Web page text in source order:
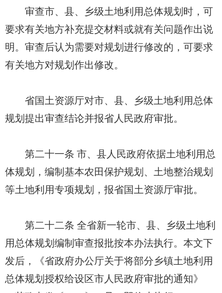
审查市、县、乡级土地利用总体规划时，可
要求有关地方补充提交材料或就有关问题作出说
明。审查后认为需要对规划进行修改的，可要求
有关地方对规划作出修改。
省国土资源厅对市、县、乡级土地利用总体
规划提出审查结论并报省人民政府审批。
第二十一条 市、县人民政府依据土地利用总
体规划，编制基本农田保护规划、土地整治规划
等土地利用专项规划，报省国土资源厅审批。
第二十二条 全省新一轮市、县、乡级土地利
用总体规划编制审查报批按本办法执行。本文下
发后，《省政府办公厅关于将部分乡镇土地利用
总体规划授权给设区市人民政府审批的通知》